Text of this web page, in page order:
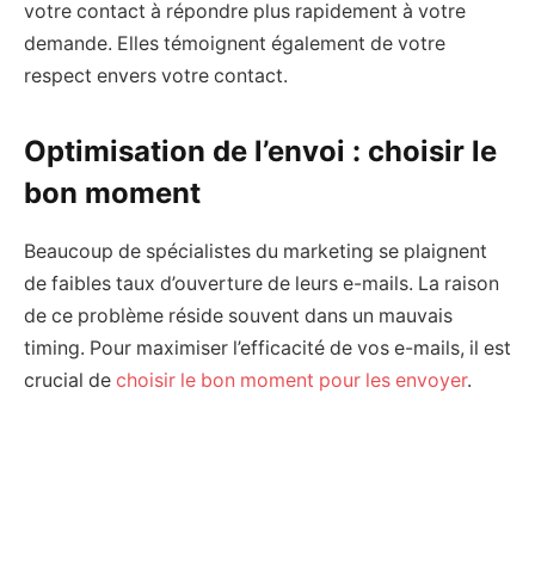
votre contact à répondre plus rapidement à votre
demande. Elles témoignent également de votre
respect envers votre contact.
Optimisation de l’envoi : choisir le
bon moment
Beaucoup de spécialistes du marketing se plaignent
de faibles taux d’ouverture de leurs e-mails. La raison
de ce problème réside souvent dans un mauvais
timing. Pour maximiser l’efficacité de vos e-mails, il est
crucial de choisir le bon moment pour les envoyer.